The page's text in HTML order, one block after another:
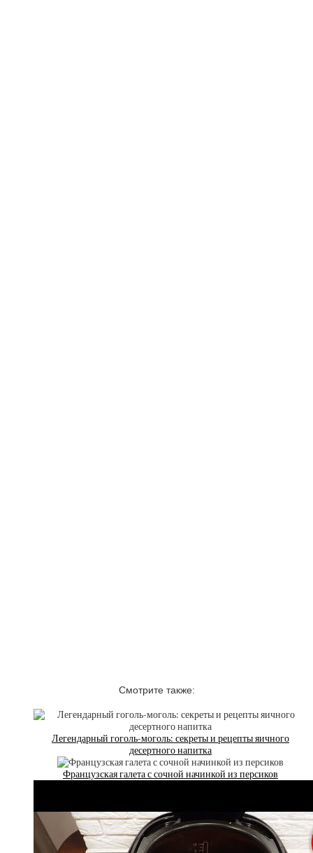
Смотрите также:
Легендарный гоголь-моголь: секреты и рецепты яичного
десертного напитка
Французская галета с сочной начинкой из персиков